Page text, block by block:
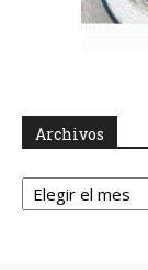
Archivos
Archivos